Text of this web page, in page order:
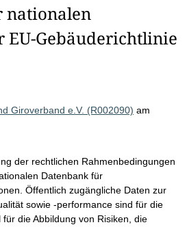
nationalen
EU-Gebäuderichtlinie
Giroverband e.V. (R002090) am
der rechtlichen Rahmenbedingungen
Datenbank für
Öffentlich zugängliche Daten zur
sowie -performance sind für die
die Abbildung von Risiken, die